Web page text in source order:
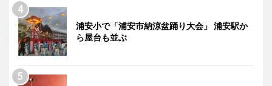
浦安小で「浦安市納涼盆踊り大会」 浦安駅か
ら屋台も並ぶ